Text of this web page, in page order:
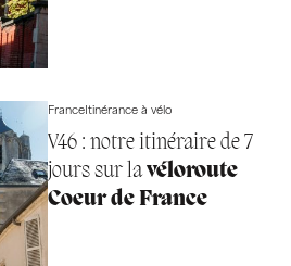
FranceItinérance à vélo
V46 : notre itinéraire de 7
jours sur lavéloroute
Coeur de France